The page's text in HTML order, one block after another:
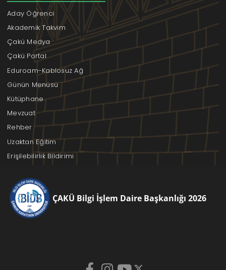
Aday Öğrenci
Akademik Takvim
Çakü Medya
Çakü Portal
Eduroam-Kablosuz Ağ
Günün Menüsü
Kütüphane
Mevzuat
Rehber
Uzaktan Eğitim
Erişilebilirlik Bildirimi
ÇAKÜ Bilgi İşlem Daire Başkanlığı 2026